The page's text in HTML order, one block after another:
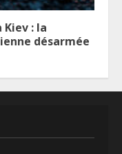
: la
désarmée